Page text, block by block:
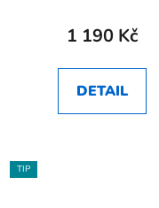
1 190 Kč
DETAIL
TIP